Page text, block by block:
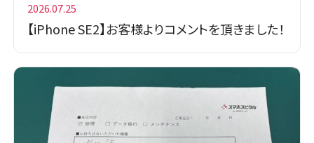
2026.07.25
【iPhone SE2】お客様よりコメントを頂きました！